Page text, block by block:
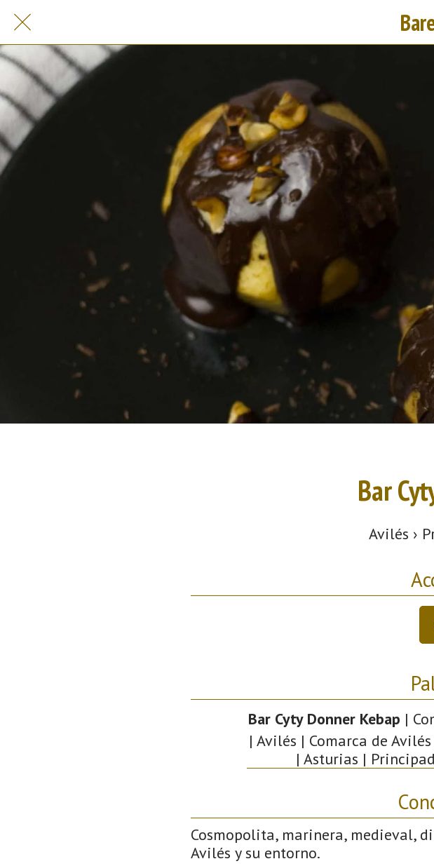
Bar
Avilés ›
Bar Cyty Donner Kebap |
| Avilés | Comarca de
| Asturias |
Cosmopolita, marinera, medieval,
Avilés y su entorno.